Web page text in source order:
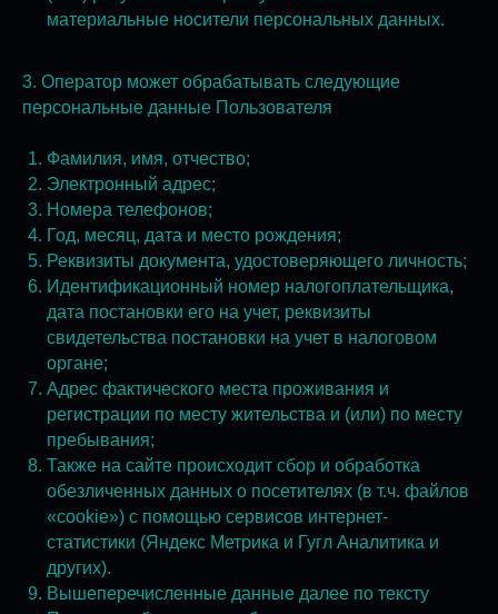
материальные носители персональных данных.
3. Оператор может обрабатывать следующие
персональные данные Пользователя
Фамилия, имя, отчество;
Электронный адрес;
Номера телефонов;
Год, месяц, дата и место рождения;
Реквизиты документа, удостоверяющего личность;
Идентификационный номер налогоплательщика,
дата постановки его на учет, реквизиты
свидетельства постановки на учет в налоговом
органе;
Адрес фактического места проживания и
регистрации по месту жительства и (или) по месту
пребывания;
Также на сайте происходит сбор и обработка
обезличенных данных о посетителях (в т.ч. файлов
«cookie») с помощью сервисов интернет-
статистики (Яндекс Метрика и Гугл Аналитика и
других).
Вышеперечисленные данные далее по тексту